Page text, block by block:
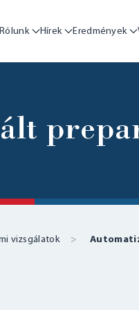
Rólunk Hírek Eredmények
vizsgálatok